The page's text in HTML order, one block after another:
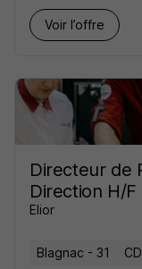
Voir l’offre
Directeur de
Direction H/F
Elior
Blagnac - 31